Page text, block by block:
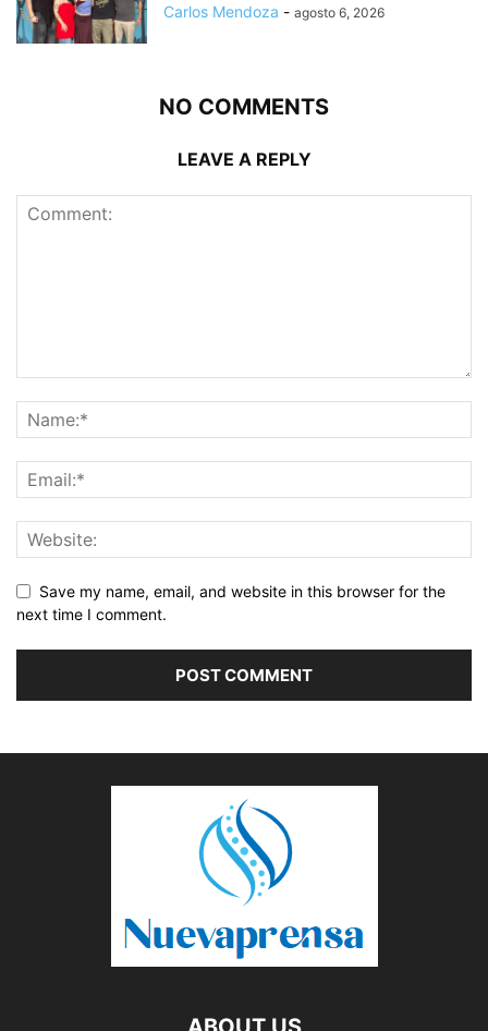
Carlos Mendoza - agosto 6, 2026
NO COMMENTS
LEAVE A REPLY
Save my name, email, and website in this browser for the
next time I comment.